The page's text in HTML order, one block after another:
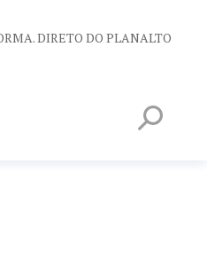
DIRETO DO PLANALTO